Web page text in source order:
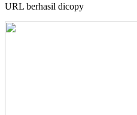
URL berhasil dicopy